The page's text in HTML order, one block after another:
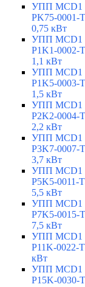
УПП MCD1
PK75-0001-
0,75 кВт
УПП MCD1
P1K1-0002-
1,1 кВт
УПП MCD1
P1K5-0003-
1,5 кВт
УПП MCD1
P2K2-0004-
2,2 кВт
УПП MCD1
P3K7-0007-
3,7 кВт
УПП MCD1
P5K5-0011-
5,5 кВт
УПП MCD1
P7K5-0015-
7,5 кВт
УПП MCD1
P11K-0022-
кВт
УПП MCD1
P15K-0030-